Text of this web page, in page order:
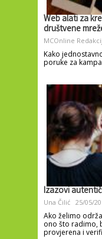
Web alati za
društvene
MCOnline
Kako
poruke za
Izazovi
Una Čilić 25/05/
Ako želimo
ono što radimo,
provjerena i